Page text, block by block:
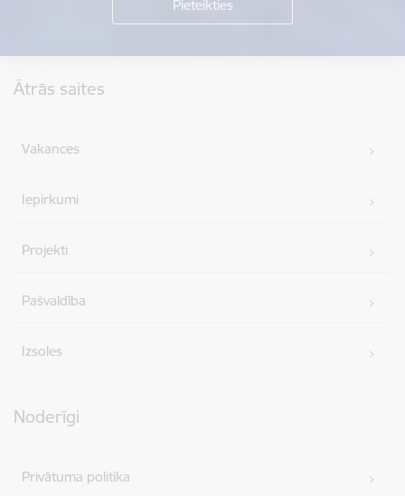
Ātrās saites
Vakances
Iepirkumi
Projekti
Pašvaldība
Izsoles
Noderīgi
Privātuma politika